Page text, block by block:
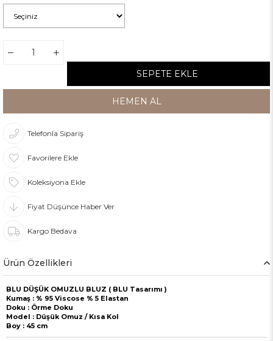
Telefonla Sipariş
Favorilere Ekle
Koleksiyona Ekle
Fiyat Düşünce Haber Ver
Kargo Bedava
Ürün Özellikleri
BLU DÜŞÜK OMUZLU BLUZ ( BLU Tasarımı )
Kumaş : % 95 Viscose % 5 Elastan
Doku : Örme Doku
Model : Düşük Omuz / Kısa Kol
Boy : 45 cm